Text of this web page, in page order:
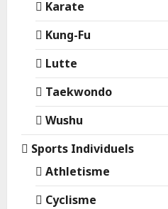
Karate
Kung-Fu
Lutte
Taekwondo
Wushu
Sports Individuels
Athletisme
Cyclisme